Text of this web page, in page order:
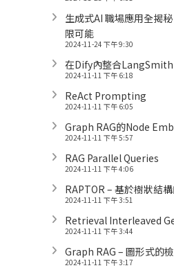
生成式AI 職場應用全揭
限可能
2024-11-24 下午 9:30
在Dify內整合LangSmith
2024-11-11 下午 6:18
ReAct Prompting
2024-11-11 下午 6:05
Graph RAG的Node
2024-11-11 下午 5:57
RAG Parallel Queries
2024-11-11 下午 4:06
RAPTOR – 基於樹狀結
2024-11-11 下午 3:51
Retrieval Interleaved
2024-11-11 下午 3:44
Graph RAG – 圖形式的
2024-11-11 下午 3:17